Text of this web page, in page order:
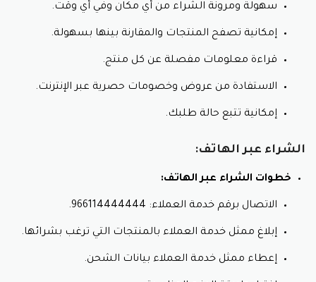
سهولة ومرونة الشراء من أي مكان وفي أي وقت.
إمكانية تصفح المنتجات والمقارنة بينها بسهولة.
قراءة معلومات مفصلة عن كل منتج.
الاستفادة من عروض وخصومات حصرية عبر الإنترنت.
إمكانية تتبع حالة طلبك.
الشراء عبر الهاتف:
خطوات الشراء عبر الهاتف:
الاتصال برقم خدمة العملاء: 966114444444.
إبلاغ ممثل خدمة العملاء بالمنتجات التي ترغب بشرائها.
إعطاء ممثل خدمة العملاء بيانات الشحن.